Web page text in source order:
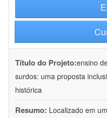
Título do Projeto:ensino
surdos: uma proposta
histórica
Resumo: Localizado em